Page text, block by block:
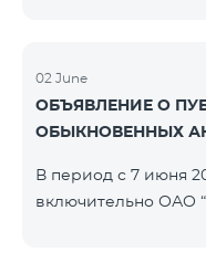
02 June
ОБЪЯВЛЕНИЕ О
ОБЫКНОВЕННЫХ
В период с 7 июня
включительно ОАО